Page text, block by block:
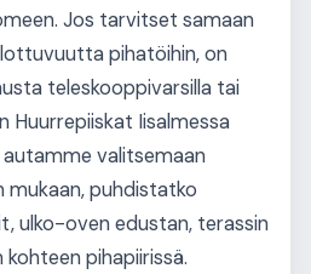
Jos tarvitset samaan
pihatöihin, on
teleskooppivarsilla tai
Huurrepiiskat Iisalmessa
autamme valitsemaan
mukaan, puhdistatko
ulko-oven edustan, terassin
pihapiirissä.